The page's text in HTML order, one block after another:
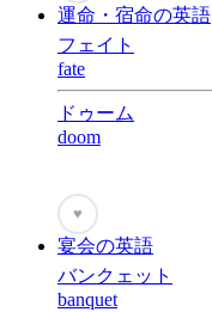
運命・宿命の英語
フェイト
fate
ドゥーム
doom
♥
宴会の英語
バンクェット
banquet